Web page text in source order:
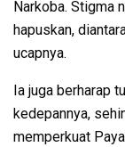
Narkoba. Stigma
hapuskan,
ucapnya.
Ia juga berharap
kedepannya,
memperkuat